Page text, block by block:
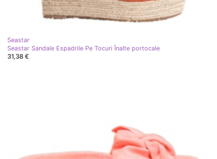
Seastar
Seastar Sandale Espadrile Pe Tocuri Înalte portocale
31,38 €